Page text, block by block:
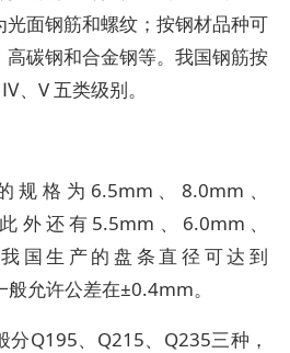
面钢筋和螺纹；按钢材品种可
碳钢和合金钢等。我国钢筋按
V 五类级别。
规格为6.5mm、8.0mm、
外还有5.5mm、6.0mm、
国生产的盘条直径可达到
允许公差在±0.4mm。
分Q195、Q215、Q235三种，